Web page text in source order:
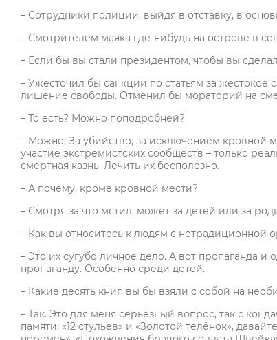
– Сотрудники полиции, выйдя в отставку, в
– Смотрителем маяка где-нибудь на острове в
– Если бы вы стали президентом, чтобы вы
– Ужесточил бы санкции по статьям за
лишение свободы. Отменил бы мораторий на
– То есть? Можно поподробней?
– Можно. За убийство, за исключением кровной
участие экстремистских сообществ – только
смертная казнь. Лечить их бесполезно.
– А почему, кроме кровной мести?
– Смотря за что мстил, может за детей или за
– Как вы относитесь к людям с нетрадиционной
– Это их сугубо личное дело. А вот пропаганда и
пропаганду. Особенно среди детей.
– Какие десять книг, вы бы взяли с собой на
– Так. Это для меня серьёзный вопрос, так с
памяти. «12 стульев» и «Золотой телёнок»,